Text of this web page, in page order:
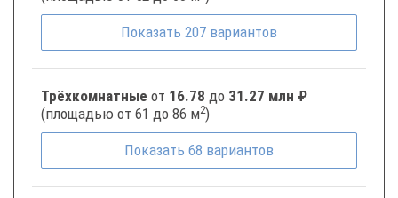
Показать 207 вариантов
Трёхкомнатные от 16.78 до 31.27 млн ₽
(площадью от 61 до 86 м2)
Показать 68 вариантов